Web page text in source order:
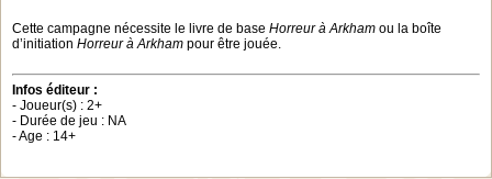
Cette campagne nécessite le livre de base Horreur à Arkham ou la boîte
d’initiation Horreur à Arkham pour être jouée.
Infos éditeur :
- Joueur(s) : 2+
- Durée de jeu : NA
- Age : 14+